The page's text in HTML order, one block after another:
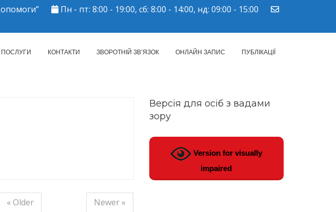
Пн - пт: 8:00 - 19:00, сб: 8:00 - 14:00, нд: 09:00 - 15:00
ЦЕНТР ПМСД"
ПОСЛУГИ КОНТАКТИ ЗВОРОТНІЙ ЗВ’ЯЗОК ОНЛАЙН ЗАПИС ПУБЛІКАЦІЇ
« Older
Newer »
Версія для осіб з вадами
зору
Version for visually
impaired